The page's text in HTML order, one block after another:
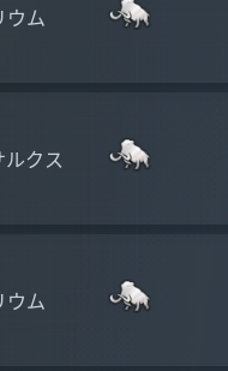
ウム
クス
ウム